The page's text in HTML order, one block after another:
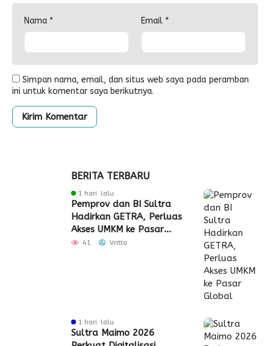
Nama * Email *
Simpan nama, email, dan situs web saya pada peramban
ini untuk komentar saya berikutnya.
BERITA TERBARU
1 hari lalu
Pemprov dan BI Sultra
Hadirkan GETRA, Perluas
Akses UMKM ke Pasar
Global
41 Vritta
1 hari lalu
Sultra Maimo 2026